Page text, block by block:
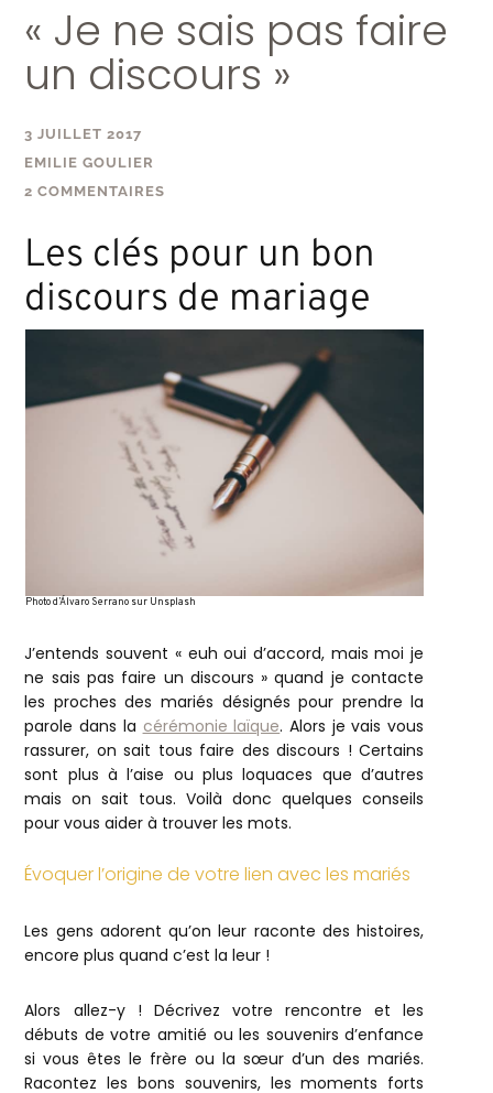
« Je ne sais pas faire
un discours »
3 JUILLET 2017
EMILIE GOULIER
2 COMMENTAIRES
Les clés pour un bon
discours de mariage
Photo d’Álvaro Serrano sur Unsplash
J’entends souvent « euh oui d’accord, mais moi je
ne sais pas faire un discours » quand je contacte
les proches des mariés désignés pour prendre la
parole dans la cérémonie laïque. Alors je vais vous
rassurer, on sait tous faire des discours ! Certains
sont plus à l’aise ou plus loquaces que d’autres
mais on sait tous. Voilà donc quelques conseils
pour vous aider à trouver les mots.
Évoquer l’origine de votre lien avec les mariés
Les gens adorent qu’on leur raconte des histoires,
encore plus quand c’est la leur !
Alors allez-y ! Décrivez votre rencontre et les
débuts de votre amitié ou les souvenirs d’enfance
si vous êtes le frère ou la sœur d’un des mariés.
Racontez les bons souvenirs, les moments forts